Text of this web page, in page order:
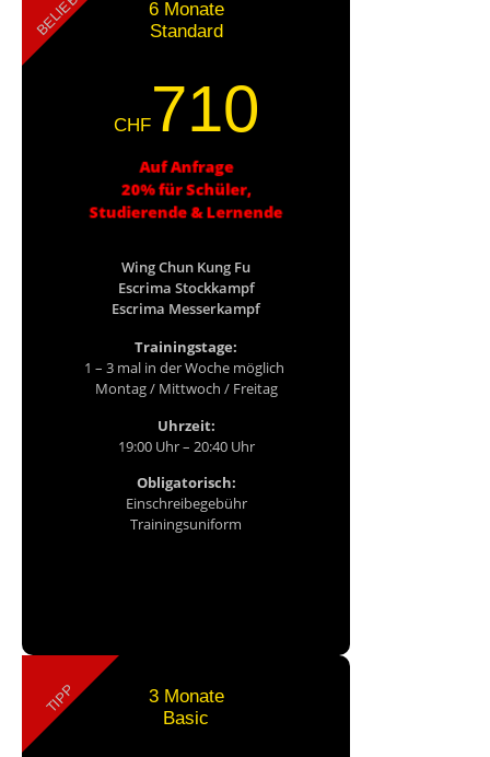
BELIEBT
6 Monate
Standard
CHF710
Auf Anfrage
20% für Schüler,
Studierende & Lernende
Wing Chun Kung Fu
Escrima Stockkampf
Escrima Messerkampf
Trainingstage:
1 – 3 mal in der Woche möglich
Montag / Mittwoch / Freitag
Uhrzeit:
19:00 Uhr – 20:40 Uhr
Obligatorisch:
Einschreibegebühr
Trainingsuniform
TIPP
3 Monate
Basic